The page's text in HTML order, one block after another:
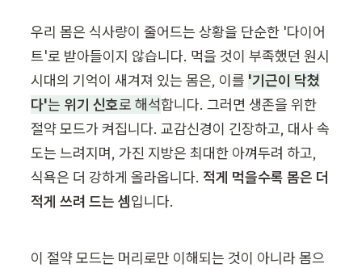
우리 몸은 식사량이 줄어드는 상황을 단순한 '다이어
트'로 받아들이지 않습니다. 먹을 것이 부족했던 원시
시대의 기억이 새겨져 있는 몸은, 이를 '기근이 닥쳤
다'는 위기 신호로 해석합니다. 그러면 생존을 위한
절약 모드가 켜집니다. 교감신경이 긴장하고, 대사 속
도는 느려지며, 가진 지방은 최대한 아껴두려 하고,
식욕은 더 강하게 올라옵니다. 적게 먹을수록 몸은 더
적게 쓰려 드는 셈입니다.
이 절약 모드는 머리로만 이해되는 것이 아니라 몸으